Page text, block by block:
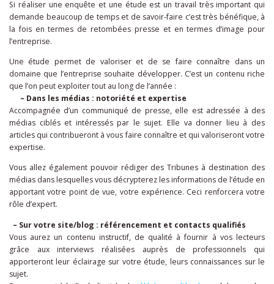
Si réaliser une enquête et une étude est un travail très important qui
demande beaucoup de temps et de savoir-faire c’est très bénéfique, à
la fois en termes de retombées presse et en termes d’image pour
l’entreprise.
Une étude permet de valoriser et de se faire connaître dans un
domaine que l’entreprise souhaite développer. C’est un contenu riche
que l’on peut exploiter tout au long de l’année :
– Dans les médias : notoriété et expertise
Accompagnée d’un communiqué de presse, elle est adressée à des
médias ciblés et intéressés par le sujet. Elle va donner lieu à des
articles qui contribueront à vous faire connaître et qui valoriseront votre
expertise.
Vous allez également pouvoir rédiger des Tribunes à destination des
médias dans lesquelles vous décrypterez les informations de l’étude en
apportant votre point de vue, votre expérience. Ceci renforcera votre
rôle d’expert.
– Sur votre site/blog : référencement et contacts qualifiés
Vous aurez un contenu instructif, de qualité à fournir à vos lecteurs
grâce aux interviews réalisées auprès de professionnels qui
apporteront leur éclairage sur votre étude, leurs connaissances sur le
sujet.